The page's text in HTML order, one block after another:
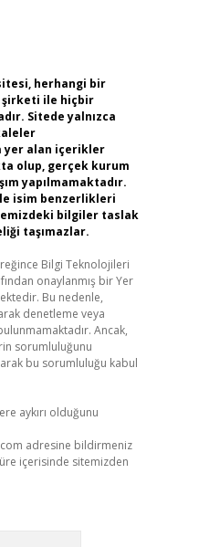
herhangi bir
şirketi ile hiçbir
Sitede yalnızca
yer alan içerikler
olup, gerçek kurum
yapılmamaktadır.
isim benzerlikleri
bilgiler taslak
taşımazlar.
Bilgi Teknolojileri
onaylanmış bir Yer
Bu nedenle,
denetleme veya
Ancak,
sorumluluğunu
bu sorumluluğu kabul
aykırı olduğunu
adresine bildirmeniz
içerisinde sitemizden